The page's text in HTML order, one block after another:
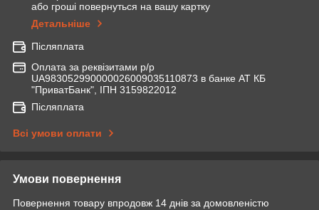
або гроші повернуться на вашу картку
Детальніше
Післяплата
Оплата за реквізитами р/р
UA983052990000026009035110873 в банке АТ КБ
"ПриватБанк", ІПН 3159822012
Післяплата
Всі умови оплати
Умови повернення
Повернення товару впродовж 14 днів за домовленістю